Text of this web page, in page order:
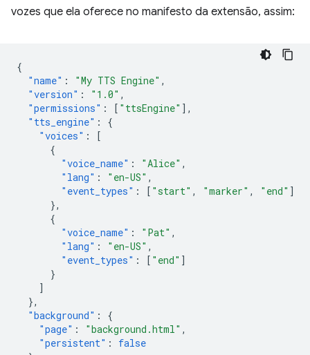
vozes que ela oferece no manifesto da extensão, assim:
{
"name" : "My TTS Engine" ,
"version" : "1.0" ,
"permissions" : [ "ttsEngine" ],
"tts_engine" :
{
"voices" :
[
{
"voice_name" : "Alice" ,
"lang" : "en-US" ,
"event_types" : [ "start" , "marker" , "end" ]
},
{
"voice_name" : "Pat" ,
"lang" : "en-US" ,
"event_types" : [ "end" ]
}
]
},
"background" :
{
"page" : "background.html" ,
"persistent" :
false